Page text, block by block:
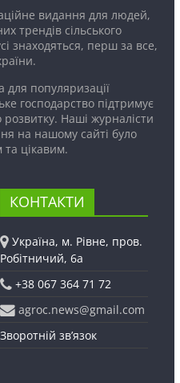
видання для людей,
трендів сільського
знаходяться, перш за все,
для популяризації
господарство підтримує
Наші журналісти
на нашому сайті було
цікавим.
КОНТАКТИ
Україна, м. Рівне, пров.
Робітничий, 6а
+38 067 364 71 72
agroc.news@gmail.com
Зворотній зв’язок